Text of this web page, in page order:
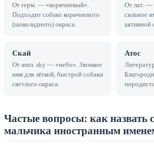
От герм. — «коричневый».
Подходит собаке коричневого
(шоколадного) окраса.
От лат. —
сильное
активной
Скай
От англ. sky — «небо». Звонкое
имя для лёгкой, быстрой собаки
светлого окраса.
Атос
Частые вопросы: как назвать
мальчика иностранным